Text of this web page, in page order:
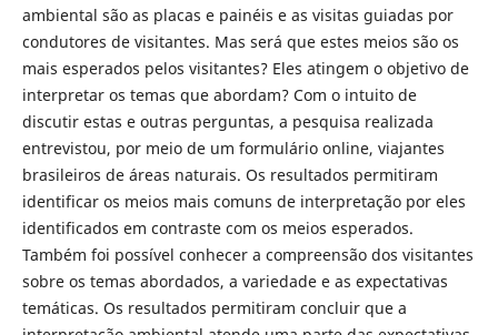
ambiental são as placas e painéis e as visitas guiadas por
condutores de visitantes. Mas será que estes meios são os
mais esperados pelos visitantes? Eles atingem o objetivo de
interpretar os temas que abordam? Com o intuito de
discutir estas e outras perguntas, a pesquisa realizada
entrevistou, por meio de um formulário online, viajantes
brasileiros de áreas naturais. Os resultados permitiram
identificar os meios mais comuns de interpretação por eles
identificados em contraste com os meios esperados.
Também foi possível conhecer a compreensão dos visitantes
sobre os temas abordados, a variedade e as expectativas
temáticas. Os resultados permitiram concluir que a